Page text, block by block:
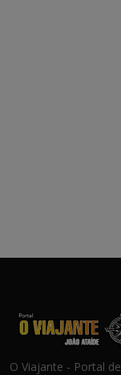
O Viajante - Portal